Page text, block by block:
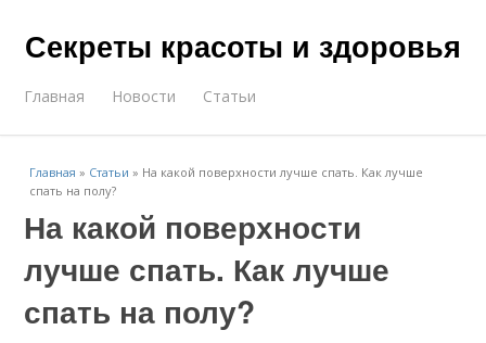
Секреты красоты и здоровья
Главная Новости Статьи
Главная » Статьи » На какой поверхности лучше спать. Как лучше
спать на полу?
На какой поверхности
лучше спать. Как лучше
спать на полу?